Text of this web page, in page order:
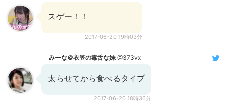
スゲー！！
2017-06-20 19時03分
みーな＠衣笠の毒舌な妹 @373vx
太らせてから食べるタイプ
2017-06-20 18時36分